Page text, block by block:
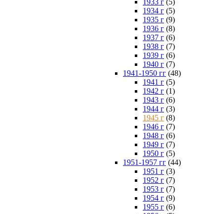
1934 г (5)
1935 г (9)
1936 г (8)
1937 г (6)
1938 г (7)
1939 г (6)
1940 г (7)
1941-1950 гг (48)
1941 г (5)
1942 г (1)
1943 г (6)
1944 г (3)
1945 г (8)
1946 г (7)
1948 г (6)
1949 г (7)
1950 г (5)
1951-1957 гг (44)
1951 г (3)
1952 г (7)
1953 г (7)
1954 г (9)
1955 г (6)